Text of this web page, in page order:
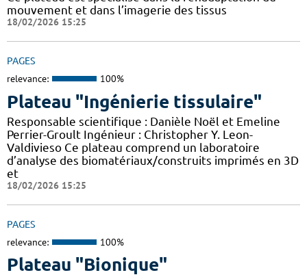
mouvement et dans l’imagerie des tissus
18/02/2026 15:25
PAGES
relevance: 100%
Plateau "Ingénierie tissulaire"
Responsable scientifique : Danièle Noël et Emeline
Perrier-Groult Ingénieur : Christopher Y. Leon-
Valdivieso Ce plateau comprend un laboratoire
d’analyse des biomatériaux/construits imprimés en 3D
et
18/02/2026 15:25
PAGES
relevance: 100%
Plateau "Bionique"